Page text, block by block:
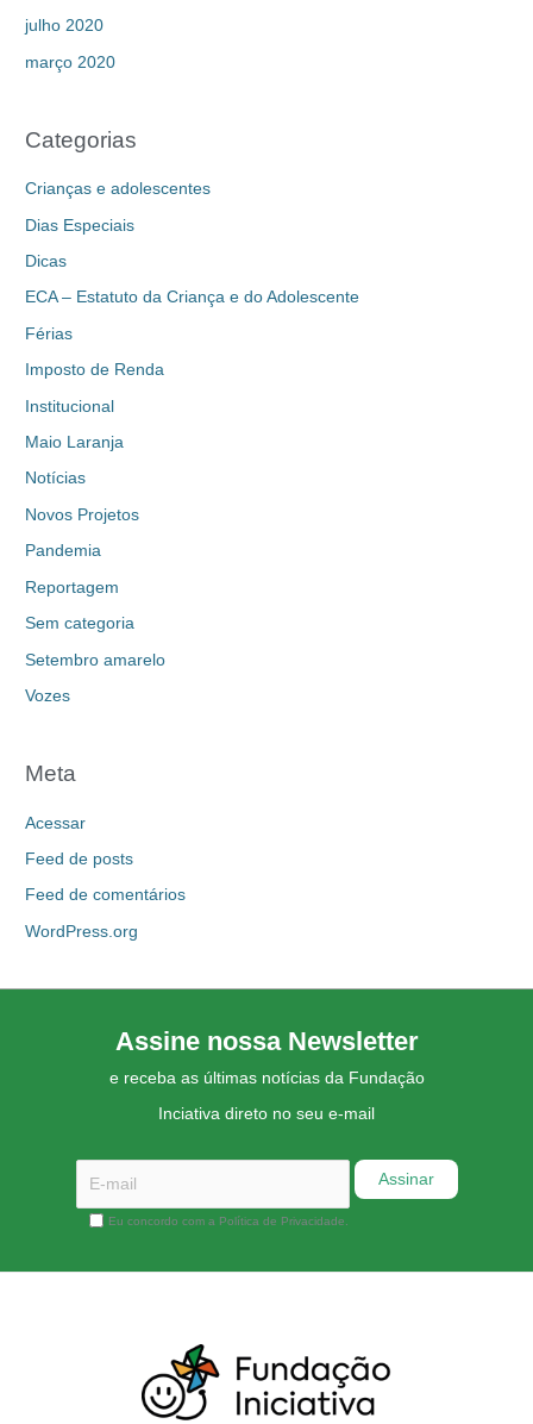
julho 2020
março 2020
Categorias
Crianças e adolescentes
Dias Especiais
Dicas
ECA – Estatuto da Criança e do Adolescente
Férias
Imposto de Renda
Institucional
Maio Laranja
Notícias
Novos Projetos
Pandemia
Reportagem
Sem categoria
Setembro amarelo
Vozes
Meta
Acessar
Feed de posts
Feed de comentários
WordPress.org
Assine nossa Newsletter
e receba as últimas notícias da Fundação
Inciativa direto no seu e-mail
Eu concordo com a Política de Privacidade.